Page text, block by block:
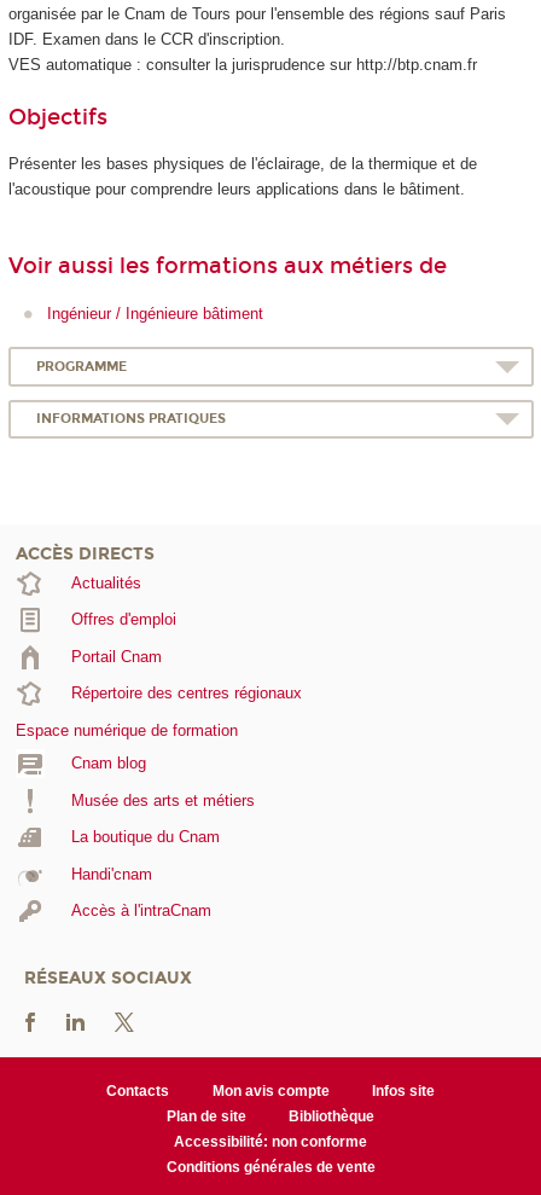
organisée par le Cnam de Tours pour l'ensemble des régions sauf Paris
IDF. Examen dans le CCR d'inscription.
VES automatique : consulter la jurisprudence sur http://btp.cnam.fr
Objectifs
Présenter les bases physiques de l'éclairage, de la thermique et de
l'acoustique pour comprendre leurs applications dans le bâtiment.
Voir aussi les formations aux métiers de
Ingénieur / Ingénieure bâtiment
PROGRAMME
INFORMATIONS PRATIQUES
ACCÈS DIRECTS
Actualités
Offres d'emploi
Portail Cnam
Répertoire des centres régionaux
Espace numérique de formation
Cnam blog
Musée des arts et métiers
La boutique du Cnam
Handi'cnam
Accès à l'intraCnam
RÉSEAUX SOCIAUX
Contacts Mon avis compte
Infos site
Plan de site
Bibliothèque
Accessibilité: non conforme
Conditions générales de vente